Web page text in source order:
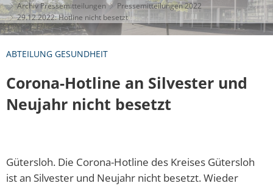
Archiv Pressemitteilungen
Pressemitteilungen 2022
29.12.2022: Hotline nicht besetzt
ABTEILUNG GESUNDHEIT
Corona-Hotline an Silvester und
Neujahr nicht besetzt
Gütersloh. Die Corona-Hotline des Kreises Gütersloh
ist an Silvester und Neujahr nicht besetzt. Wieder